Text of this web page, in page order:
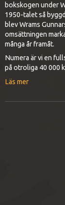
bokskogen under
1950-talet så
blev Wrams
omsättningen
många år framåt.
Numera är vi en
på otroliga 40 000
Läs mer